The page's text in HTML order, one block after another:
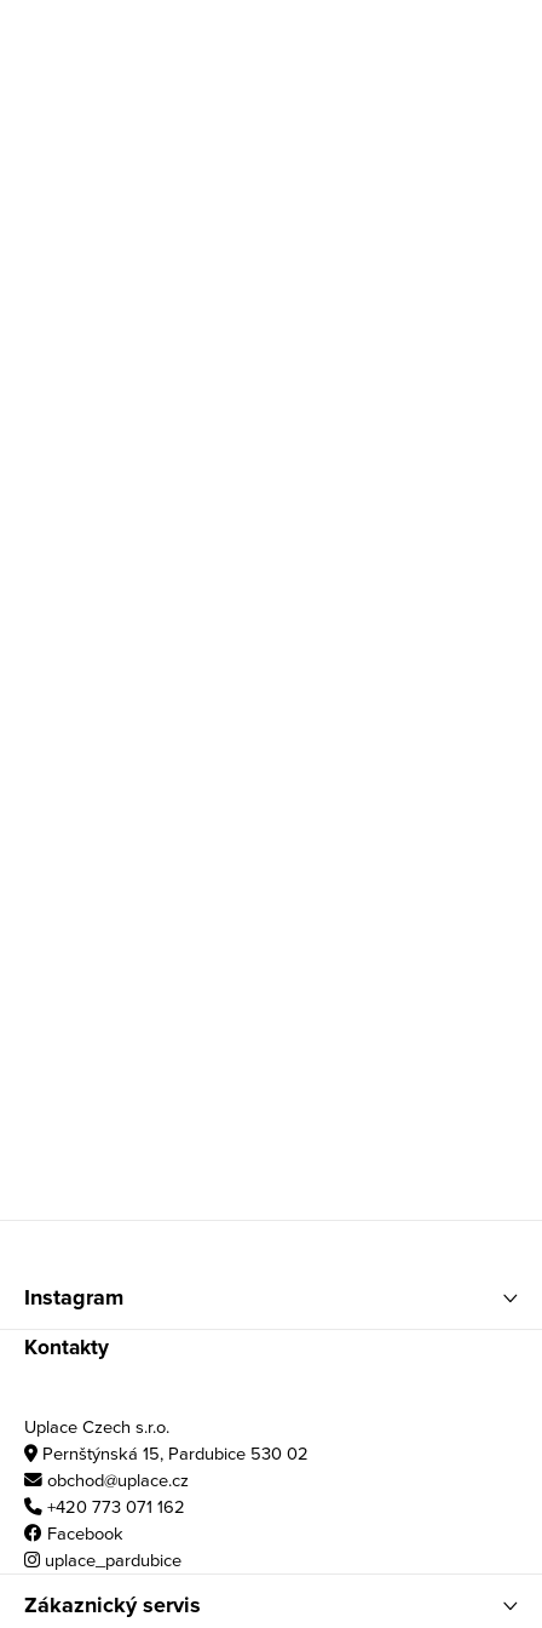
Instagram
Kontakty
Uplace Czech s.r.o.
Pernštýnská 15, Pardubice 530 02
obchod@uplace.cz
+420 773 071 162
Facebook
uplace_pardubice
Zákaznický servis